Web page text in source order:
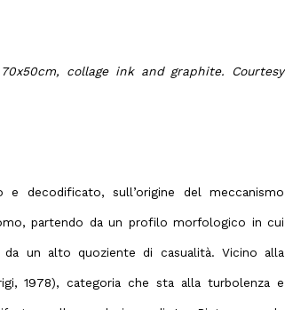
collage ink and graphite. Courtesy
decodificato, sull’origine del meccanismo
partendo da un profilo morfologico in cui
un alto quoziente di casualità. Vicino alla
1978), categoria che sta alla turbolenza e